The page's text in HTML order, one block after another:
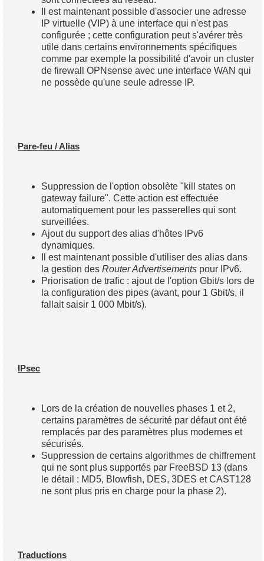
Il est maintenant possible d'associer une adresse
IP virtuelle (VIP) à une interface qui n'est pas
configurée ; cette configuration peut s'avérer très
utile dans certains environnements spécifiques
comme par exemple la possibilité d'avoir un cluster
de firewall OPNsense avec une interface WAN qui
ne possède qu'une seule adresse IP.
Pare-feu / Alias
Suppression de l'option obsolète "kill states on
gateway failure". Cette action est effectuée
automatiquement pour les passerelles qui sont
surveillées.
Ajout du support des alias d'hôtes IPv6
dynamiques.
Il est maintenant possible d'utiliser des alias dans
la gestion desRouter Advertisements pour IPv6.
Priorisation de trafic : ajout de l'option Gbit/s lors de
la configuration des pipes (avant, pour 1 Gbit/s, il
fallait saisir 1 000 Mbit/s).
IPsec
Lors de la création de nouvelles phases 1 et 2,
certains paramètres de sécurité par défaut ont été
remplacés par des paramètres plus modernes et
sécurisés.
Suppression de certains algorithmes de chiffrement
qui ne sont plus supportés par FreeBSD 13 (dans
le détail : MD5, Blowfish, DES, 3DES et CAST128
ne sont plus pris en charge pour la phase 2).
Traductions